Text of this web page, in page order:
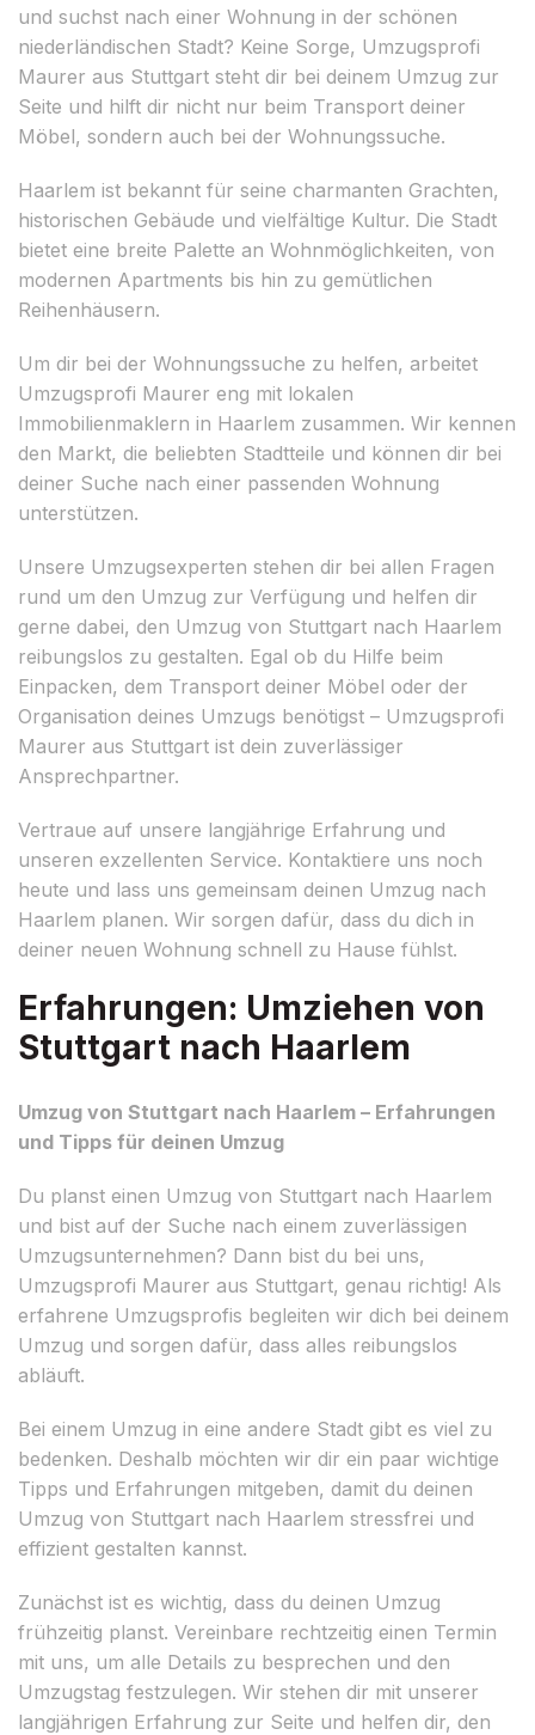
und suchst nach einer Wohnung in der schönen
niederländischen Stadt? Keine Sorge, Umzugsprofi
Maurer aus Stuttgart steht dir bei deinem Umzug zur
Seite und hilft dir nicht nur beim Transport deiner
Möbel, sondern auch bei der Wohnungssuche.
Haarlem ist bekannt für seine charmanten Grachten,
historischen Gebäude und vielfältige Kultur. Die Stadt
bietet eine breite Palette an Wohnmöglichkeiten, von
modernen Apartments bis hin zu gemütlichen
Reihenhäusern.
Um dir bei der Wohnungssuche zu helfen, arbeitet
Umzugsprofi Maurer eng mit lokalen
Immobilienmaklern in Haarlem zusammen. Wir kennen
den Markt, die beliebten Stadtteile und können dir bei
deiner Suche nach einer passenden Wohnung
unterstützen.
Unsere Umzugsexperten stehen dir bei allen Fragen
rund um den Umzug zur Verfügung und helfen dir
gerne dabei, den Umzug von Stuttgart nach Haarlem
reibungslos zu gestalten. Egal ob du Hilfe beim
Einpacken, dem Transport deiner Möbel oder der
Organisation deines Umzugs benötigst – Umzugsprofi
Maurer aus Stuttgart ist dein zuverlässiger
Ansprechpartner.
Vertraue auf unsere langjährige Erfahrung und
unseren exzellenten Service. Kontaktiere uns noch
heute und lass uns gemeinsam deinen Umzug nach
Haarlem planen. Wir sorgen dafür, dass du dich in
deiner neuen Wohnung schnell zu Hause fühlst.
Erfahrungen: Umziehen von
Stuttgart nach Haarlem
Umzug von Stuttgart nach Haarlem – Erfahrungen
und Tipps für deinen Umzug
Du planst einen Umzug von Stuttgart nach Haarlem
und bist auf der Suche nach einem zuverlässigen
Umzugsunternehmen? Dann bist du bei uns,
Umzugsprofi Maurer aus Stuttgart, genau richtig! Als
erfahrene Umzugsprofis begleiten wir dich bei deinem
Umzug und sorgen dafür, dass alles reibungslos
abläuft.
Bei einem Umzug in eine andere Stadt gibt es viel zu
bedenken. Deshalb möchten wir dir ein paar wichtige
Tipps und Erfahrungen mitgeben, damit du deinen
Umzug von Stuttgart nach Haarlem stressfrei und
effizient gestalten kannst.
Zunächst ist es wichtig, dass du deinen Umzug
frühzeitig planst. Vereinbare rechtzeitig einen Termin
mit uns, um alle Details zu besprechen und den
Umzugstag festzulegen. Wir stehen dir mit unserer
langjährigen Erfahrung zur Seite und helfen dir, den